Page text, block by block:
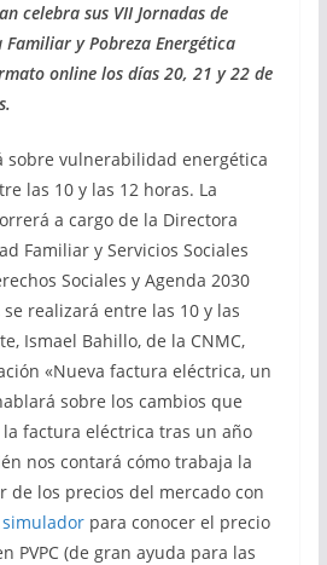
celebra sus VII Jornadas de
y Pobreza Energética
online los días 20, 21 y 22 de
sobre vulnerabilidad energética
las 10 y las 12 horas. La
a cargo de la Directora
Familiar y Servicios Sociales
Sociales y Agenda 2030
realizará entre las 10 y las
Ismael Bahillo, de la CNMC,
«Nueva factura eléctrica, un
sobre los cambios que
factura eléctrica tras un año
nos contará cómo trabaja la
de los precios del mercado con
simuladorpara conocer el precio
PVPC (de gran ayuda para las